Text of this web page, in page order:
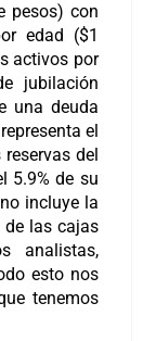
pesos) con
edad ($1
activos por
jubilación
una deuda
el
del
5.9% de su
incluye la
de las cajas
analistas,
esto nos
tenemos